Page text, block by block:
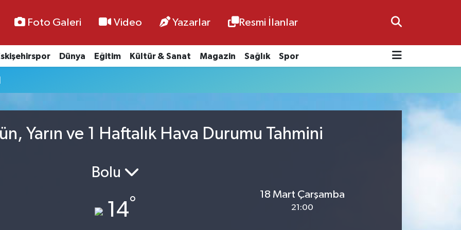
Foto Galeri Video Yazarlar Resmi İlanlar
Dünya Eğitim Kültür & Sanat Magazin Sağlık Spor
Yarın ve 1 Haftalık Hava Durumu Tahmini
Bolu
14°
18 Mart Çarşamba
21:00